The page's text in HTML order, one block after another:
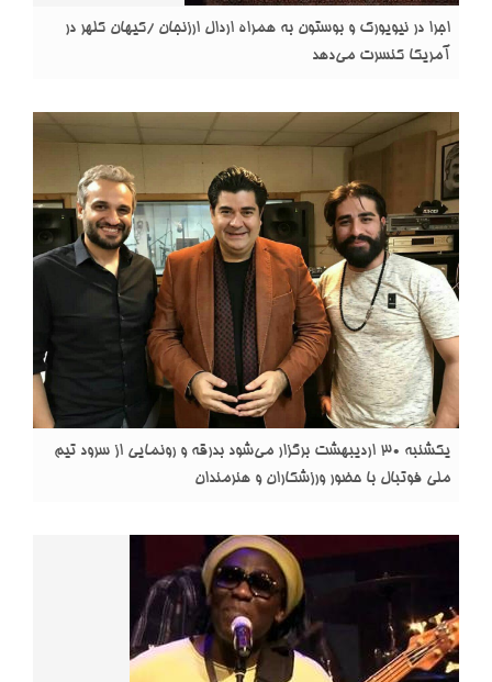
اجرا در نیویورک و بوستون به همراه اردال ارزنجان /کیهان کلهر در
آمریکا کنسرت می‌دهد
یکشنبه 30 اردیبهشت برگزار می‌شود بدرقه و رونمایی از سرود تیم
ملی فوتبال با حضور ورزشکاران و هنرمندان